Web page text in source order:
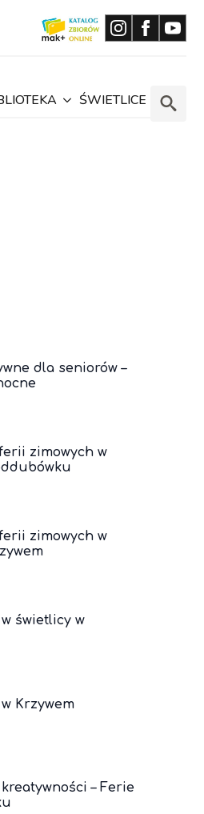
ŚWIETLICE
dla seniorów –
zimowych w
zimowych w
świetlicy w
Krzywem
– Ferie